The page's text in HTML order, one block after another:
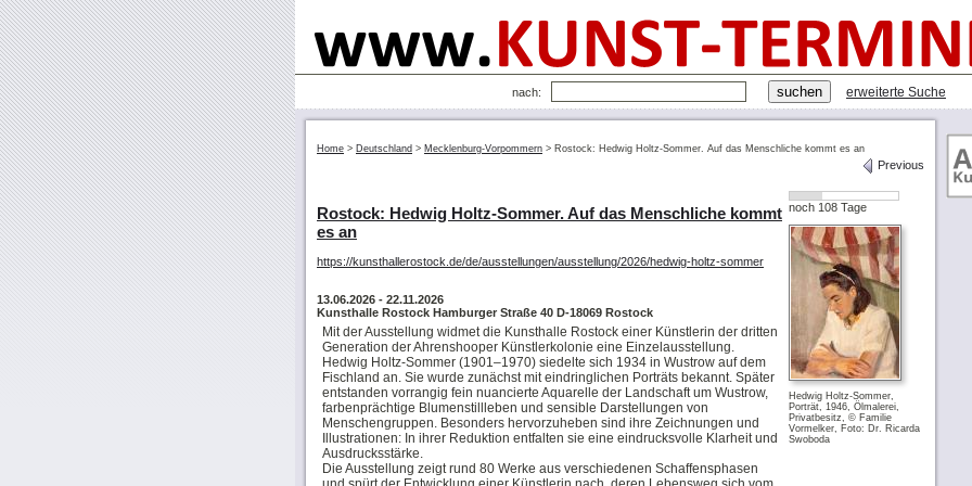
nach: erweiterte Suche
Home > Deutschland > Mecklenburg-Vorpommern > Rostock: Hedwig Holtz-Sommer. Auf das Menschliche kommt es an
Previous
noch 108 Tage
Hedwig Holtz-Sommer,
Porträt, 1946, Ölmalerei,
Privatbesitz, © Familie
Vormelker, Foto: Dr. Ricarda
Swoboda
Rostock: Hedwig Holtz-Sommer. Auf das Menschliche kommt
es an
https://kunsthallerostock.de/de/ausstellungen/ausstellung/2026/hedwig-holtz-sommer
13.06.2026 - 22.11.2026
Kunsthalle Rostock Hamburger Straße 40 D-18069 Rostock
Mit der Ausstellung widmet die Kunsthalle Rostock einer Künstlerin der dritten
Generation der Ahrenshooper Künstlerkolonie eine Einzelausstellung.
Hedwig Holtz-Sommer (1901–1970) siedelte sich 1934 in Wustrow auf dem
Fischland an. Sie wurde zunächst mit eindringlichen Porträts bekannt. Später
entstanden vorrangig fein nuancierte Aquarelle der Landschaft um Wustrow,
farbenprächtige Blumenstillleben und sensible Darstellungen von
Menschengruppen. Besonders hervorzuheben sind ihre Zeichnungen und
Illustrationen: In ihrer Reduktion entfalten sie eine eindrucksvolle Klarheit und
Ausdrucksstärke.
Die Ausstellung zeigt rund 80 Werke aus verschiedenen Schaffensphasen